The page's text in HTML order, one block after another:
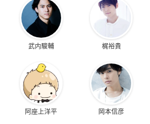
武内駿輔 梶裕貴
阿座上洋平 岡本信彦